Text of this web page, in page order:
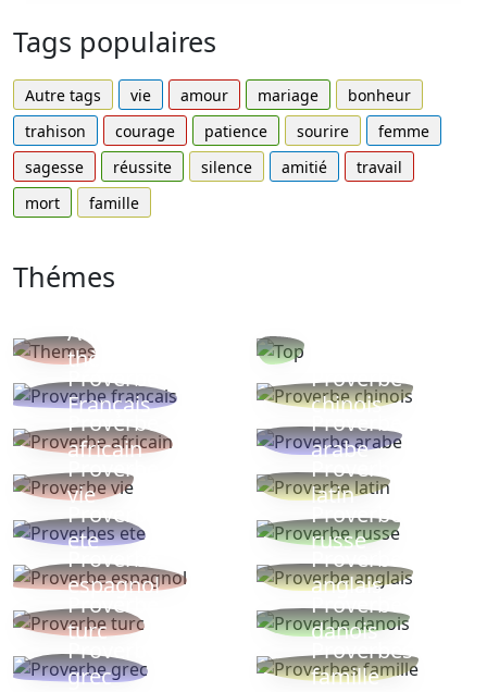
Tags populaires
Autre tags vie amour mariage
bonheur
trahison
courage patience sourire
femme
sagesse
réussite silence amitié
travail
mort
famille
Thémes
Autres
thèmes
Proverbe
Français
Proverbe
chinois
Proverbe
africain
Proverbe
arabe
Proverbe
vie
Proverbe
latin
Proverbes
ete
Proverbe
russe
Proverbe
espagnol
Proverbe
anglais
Proverbe
turc
Proverbe
danois
Proverbe
grec
Proverbes
famille